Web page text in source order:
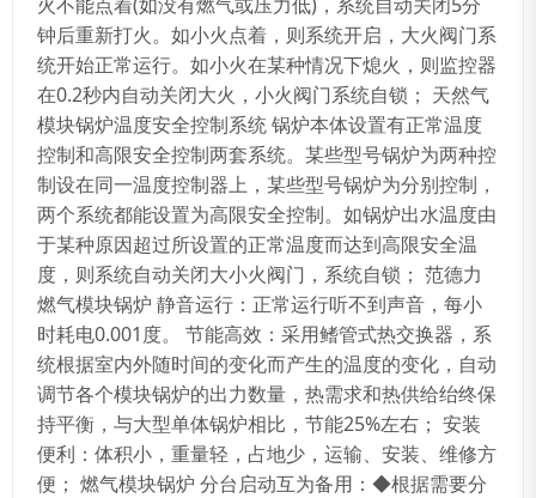
钟后重新打火。如小火点着，则系统开启，大火阀门系
统开始正常运行。如小火在某种情况下熄火，则监控器
在0.2秒内自动关闭大火，小火阀门系统自锁； 天然气
模块锅炉温度安全控制系统 锅炉本体设置有正常温度
控制和高限安全控制两套系统。某些型号锅炉为两种控
制设在同一温度控制器上，某些型号锅炉为分别控制，
两个系统都能设置为高限安全控制。如锅炉出水温度由
于某种原因超过所设置的正常温度而达到高限安全温
度，则系统自动关闭大小火阀门，系统自锁； 范德力
燃气模块锅炉 静音运行：正常运行听不到声音，每小
时耗电0.001度。 节能高效：采用鳍管式热交换器，系
统根据室内外随时间的变化而产生的温度的变化，自动
调节各个模块锅炉的出力数量，热需求和热供给绐终保
持平衡，与大型单体锅炉相比，节能25%左右； 安装
便利：体积小，重量轻，占地少，运输、安装、维修方
便； 燃气模块锅炉 分台启动互为备用：◆根据需要分